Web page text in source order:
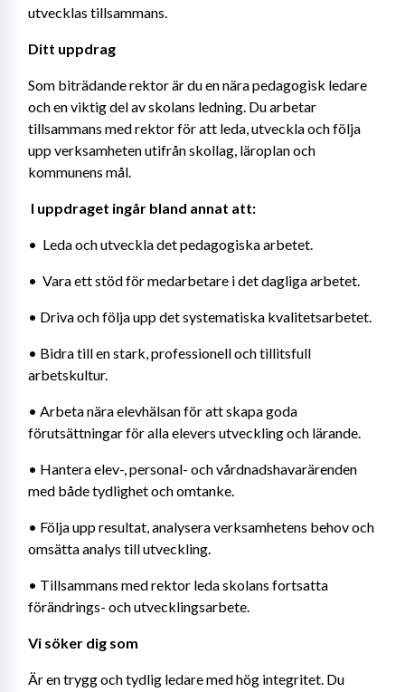
utvecklas tillsammans.
Ditt uppdrag
Som biträdande rektor är du en nära pedagogisk ledare
och en viktig del av skolans ledning. Du arbetar
tillsammans med rektor för att leda, utveckla och följa
upp verksamheten utifrån skollag, läroplan och
kommunens mål.
I uppdraget ingår bland annat att:
•  Leda och utveckla det pedagogiska arbetet.
•  Vara ett stöd för medarbetare i det dagliga arbetet.
• Driva och följa upp det systematiska kvalitetsarbetet.
• Bidra till en stark, professionell och tillitsfull
arbetskultur.
• Arbeta nära elevhälsan för att skapa goda
förutsättningar för alla elevers utveckling och lärande.
• Hantera elev-, personal- och vårdnadshavarärenden
med både tydlighet och omtanke.
• Följa upp resultat, analysera verksamhetens behov och
omsätta analys till utveckling.
• Tillsammans med rektor leda skolans fortsatta
förändrings- och utvecklingsarbete.
Vi söker dig som
Är en trygg och tydlig ledare med hög integritet. Du